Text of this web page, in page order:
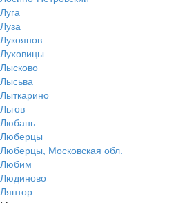
Луга
Луза
Лукоянов
Луховицы
Лысково
Лысьва
Лыткарино
Льгов
Любань
Люберцы
Люберцы, Московская обл.
Любим
Людиново
Лянтор